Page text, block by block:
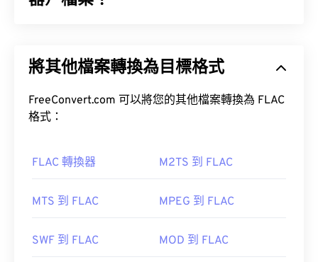
如何開啟 M4V 檔案？
M4V 檔案可以在 Windows 或 Mac 作業系統上分別使
iTunes 開啟。
Adobe Premiere Pro Media Player、Media Player
訊品質和原始資料不會有任何損失。 FLAC 透過使用
右。
開啟 FLAC 檔案的預設程式是 VLC 媒體播放器。
將其他檔案轉換為目標格式
FreeConvert.com 可以將您的其他檔案轉換為 FLAC
格式：
FLAC 轉換器 M2TS 到 FLAC
MTS 到 FLAC MPEG 到 FLAC
SWF 到 FLAC MOD 到 FLAC